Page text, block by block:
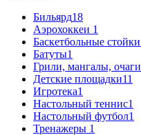
Бильярд18
Аэрохоккеи 1
Баскетбольные стойки
Батуты1
Грили, мангалы, очаги
Детские площадки11
Игротека1
Настольный теннис1
Настольный футбол1
Тренажеры 1